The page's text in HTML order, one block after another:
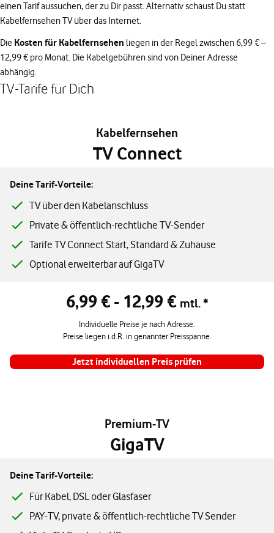
einen Tarif aussuchen, der zu Dir passt. Alternativ schaust Du statt
Kabelfernsehen TV über das Internet.
Die Kosten für Kabelfernsehen liegen in der Regel zwischen 6,99 € –
12,99 € pro Monat. Die Kabelgebühren sind von Deiner Adresse
abhängig.
TV-Tarife für Dich
Kabelfernsehen
TV Connect
Deine Tarif-Vorteile:
TV über den Kabelanschluss
Private & öffentlich-rechtliche TV-Sender
Tarife TV Connect Start, Standard & Zuhause
Optional erweiterbar auf GigaTV
Standardpreis 6,99 € bis 12,99 € pro Monat
6,99 € - 12,99 € mtl. *
Individuelle Preise je nach Adresse.
Preise liegen i.d.R. in genannter Preisspanne.
Jetzt individuellen Preis prüfen
Premium-TV
GigaTV
Deine Tarif-Vorteile:
Für Kabel, DSL oder Glasfaser
PAY-TV, private & öffentlich-rechtliche TV Sender